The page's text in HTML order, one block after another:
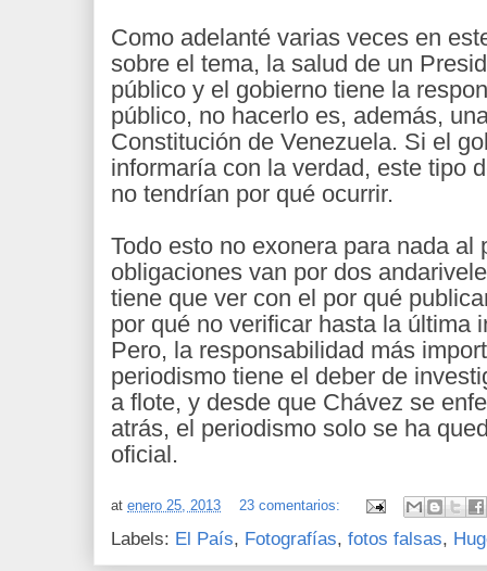
Como adelanté varias veces en
sobre el tema, la salud de un
público y el gobierno tiene la
público, no hacerlo es, además,
Constitución de Venezuela. Si el
informaría con la verdad, este tipo
no tendrían por qué ocurrir.
Todo esto no exonera para nada al
obligaciones van por dos
tiene que ver con el por qué
por qué no verificar hasta la última
Pero, la responsabilidad más
periodismo tiene el deber de
a flote, y desde que Chávez se
atrás, el periodismo solo se ha
oficial.
at enero 25, 2013 23 comentarios:
Labels: El País, Fotografías, fotos falsas,